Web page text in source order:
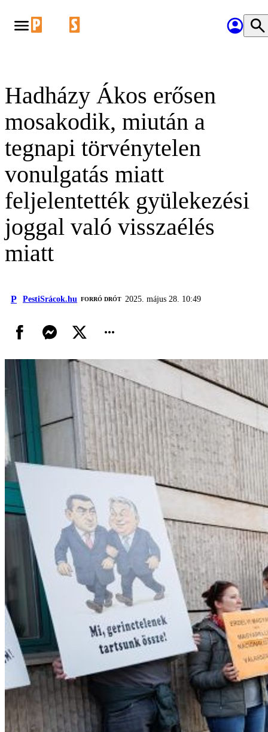
Hadházy Ákos erősen
mosakodik, miután a
tegnapi törvénytelen
vonulgatás miatt
feljelentették gyülekezési
joggal való visszaélés
miatt
P PestiSrácok.hu FORRÓ DRÓT 2025. május 28. 10:49